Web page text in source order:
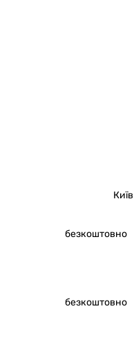
Київ
безкоштовно
безкоштовно